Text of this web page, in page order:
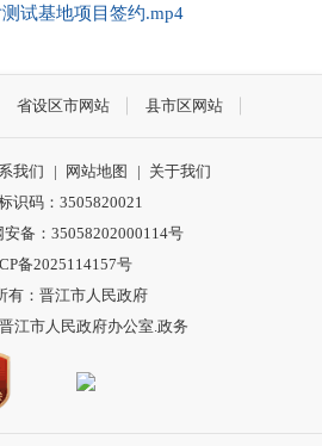
试基地项目签约.mp4
省设区市网站 县市区网站
我们 | 网站地图 | 关于我们
识码：3505820021
安备：35058202000114号
备2025114157号
有：晋江市人民政府
江市人民政府办公室.政务